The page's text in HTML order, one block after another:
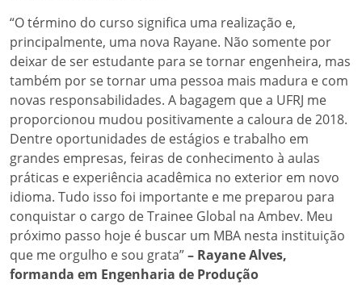
“O término do curso significa uma realização e,
principalmente, uma nova Rayane. Não somente por
deixar de ser estudante para se tornar engenheira, mas
também por se tornar uma pessoa mais madura e com
novas responsabilidades. A bagagem que a UFRJ me
proporcionou mudou positivamente a caloura de 2018.
Dentre oportunidades de estágios e trabalho em
grandes empresas, feiras de conhecimento à aulas
práticas e experiência acadêmica no exterior em novo
idioma. Tudo isso foi importante e me preparou para
conquistar o cargo de Trainee Global na Ambev. Meu
próximo passo hoje é buscar um MBA nesta instituição
que me orgulho e sou grata”– Rayane Alves,
formanda em Engenharia de Produção